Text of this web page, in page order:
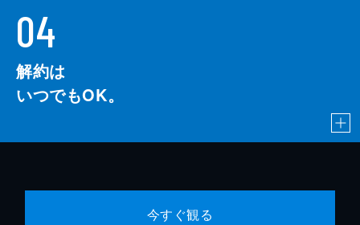
04
解約は
いつでもOK。
今すぐ観る